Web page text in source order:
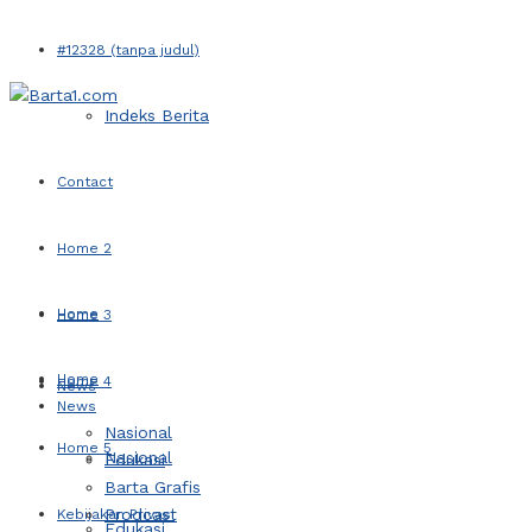
#12328 (tanpa judul)
Indeks Berita
Contact
Home 2
Home 3
Home 4
Home 5
Kebijakan Privasi
Home
News
Nasional
Home
News
Nasional
Edukasi
Barta Grafis
Prodcast